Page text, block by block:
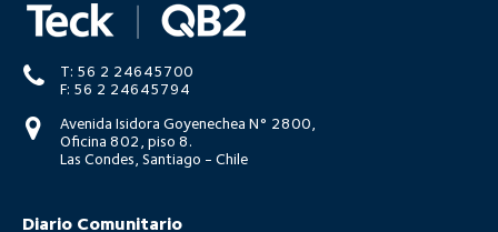
T: 56 2 24645700
F: 56 2 24645794
Avenida Isidora Goyenechea N° 2800,
Oficina 802, piso 8.
Las Condes, Santiago - Chile
Diario Comunitario